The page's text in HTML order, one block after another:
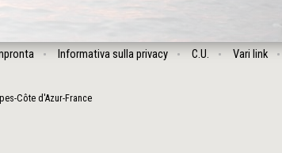
Informativa sulla privacy C.U. Vari link
Côte d'Azur-France